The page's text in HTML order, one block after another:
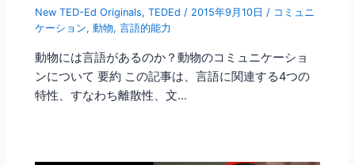
New TED-Ed Originals,TEDEd / 2015年9月10日/ コミュニ
ケーション,動物,言語的能力
動物には言語があるのか？動物のコミュニケーショ
ンについて 要約 この記事は、言語に関連する4つの
特性、すなわち離散性、文…